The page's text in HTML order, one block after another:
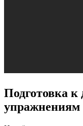
Подготовка
упражнениям